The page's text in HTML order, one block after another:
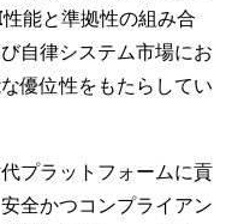
能と準拠性の組み合
自律システム市場にお
優位性をもたらしてい
プラットフォームに貢
全かつコンプライアン